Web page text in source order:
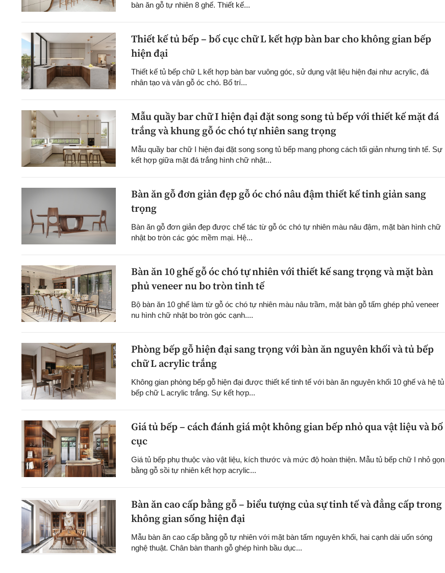
bàn ăn gỗ tự nhiên 8 ghế. Thiết kế...
Thiết kế tủ bếp – bố cục chữ L kết hợp bàn bar cho không gian bếp
hiện đại
Thiết kế tủ bếp chữ L kết hợp bàn bar vuông góc, sử dụng vật liệu hiện đại như acrylic, đá
nhân tạo và vân gỗ óc chó. Bố trí...
Mẫu quầy bar chữ I hiện đại đặt song song tủ bếp với thiết kế mặt đá
trắng và khung gỗ óc chó tự nhiên sang trọng
Mẫu quầy bar chữ I hiện đại đặt song song tủ bếp mang phong cách tối giản nhưng tinh tế. Sự
kết hợp giữa mặt đá trắng hình chữ nhật...
Bàn ăn gỗ đơn giản đẹp gỗ óc chó nâu đậm thiết kế tinh giản sang
trọng
Bàn ăn gỗ đơn giản đẹp được chế tác từ gỗ óc chó tự nhiên màu nâu đậm, mặt bàn hình chữ
nhật bo tròn các góc mềm mại. Hệ...
Bàn ăn 10 ghế gỗ óc chó tự nhiên với thiết kế sang trọng và mặt bàn
phủ veneer nu bo tròn tinh tế
Bộ bàn ăn 10 ghế làm từ gỗ óc chó tự nhiên màu nâu trầm, mặt bàn gỗ tấm ghép phủ veneer
nu hình chữ nhật bo tròn góc cạnh....
Phòng bếp gỗ hiện đại sang trọng với bàn ăn nguyên khối và tủ bếp
chữ L acrylic trắng
Không gian phòng bếp gỗ hiện đại được thiết kế tinh tế với bàn ăn nguyên khối 10 ghế và hệ tủ
bếp chữ L acrylic trắng. Sự kết hợp...
Giá tủ bếp – cách đánh giá một không gian bếp nhỏ qua vật liệu và bố
cục
Giá tủ bếp phụ thuộc vào vật liệu, kích thước và mức độ hoàn thiện. Mẫu tủ bếp chữ I nhỏ gọn
bằng gỗ sồi tự nhiên kết hợp acrylic...
Bàn ăn cao cấp bằng gỗ – biểu tượng của sự tinh tế và đẳng cấp trong
không gian sống hiện đại
Mẫu bàn ăn cao cấp bằng gỗ tự nhiên với mặt bàn tấm nguyên khối, hai cạnh dài uốn sóng
nghệ thuật. Chân bàn thanh gỗ ghép hình bầu dục...